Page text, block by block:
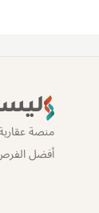
منصة
أفضل